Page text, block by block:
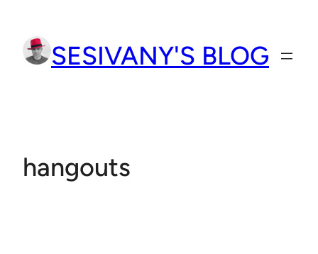
obsah
SESIVANY'S BLOG
hangouts